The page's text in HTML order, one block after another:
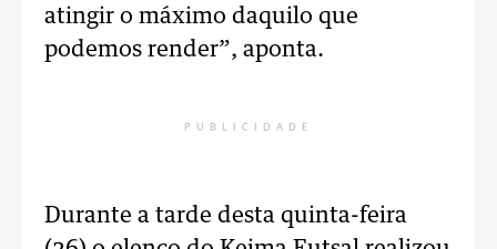
atingir o máximo daquilo que
podemos render”, aponta.
PUBLICIDADE
Durante a tarde desta quinta-feira